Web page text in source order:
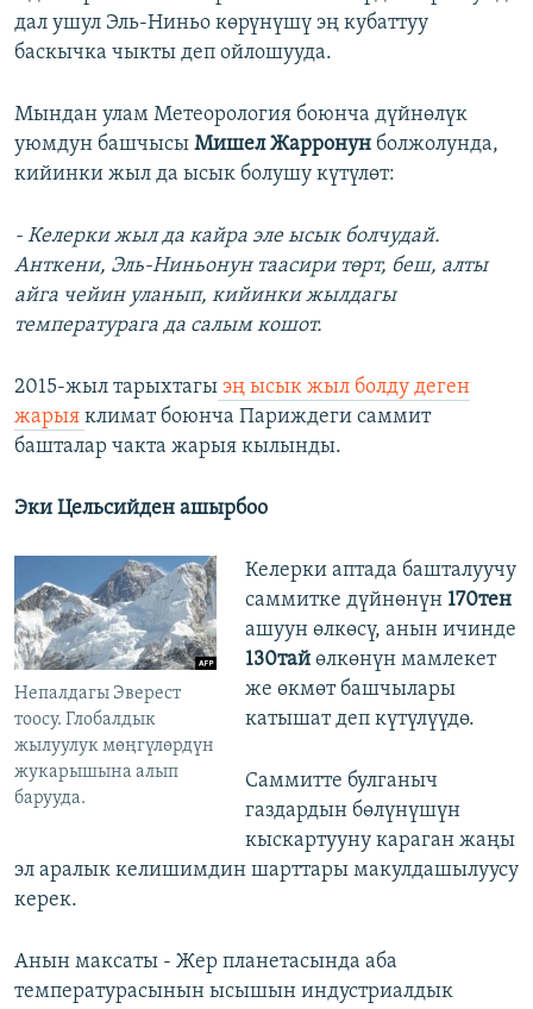
дал ушул Эль-Ниньо көрүнүшү эң кубаттуу
баскычка чыкты деп ойлошууда.
Мындан улам Метеорология боюнча дүйнөлүк
уюмдун башчысы Мишел Жарронун болжолунда,
кийинки жыл да ысык болушу күтүлөт:
- Келерки жыл да кайра эле ысык болчудай.
Анткени, Эль-Ниньонун таасири төрт, беш, алты
айга чейин уланып, кийинки жылдагы
температурага да салым кошот.
2015-жыл тарыхтагы эң ысык жыл болду деген
жарыя климат боюнча Париждеги саммит
башталар чакта жарыя кылынды.
Эки Цельсийден ашырбоо
Непалдагы Эверест
тоосу. Глобалдык
жылуулук мөңгүлөрдүн
жукарышына алып
барууда.
Келерки аптада башталуучу
саммитке дүйнөнүн 170тен
ашуун өлкөсү, анын ичинде
130тайөлкөнүн мамлекет
же өкмөт башчылары
катышат деп күтүлүүдө.
Саммитте булганыч
газдардын бөлүнүшүн
кыскартууну караган жаңы
эл аралык келишимдин шарттары макулдашылуусу
керек.
Анын максаты - Жер планетасында аба
температурасынын ысышын индустриалдык